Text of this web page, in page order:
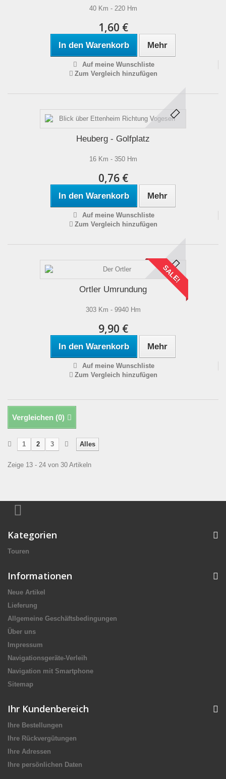
40 Km - 220 Hm
1,60 €
In den Warenkorb Mehr
Auf meine Wunschliste
Zum Vergleich hinzufügen
Heuberg - Golfplatz
16 Km - 350 Hm
0,76 €
In den Warenkorb Mehr
Auf meine Wunschliste
Zum Vergleich hinzufügen
SALE!
Ortler Umrundung
303 Km - 9940 Hm
9,90 €
In den Warenkorb Mehr
Auf meine Wunschliste
Zum Vergleich hinzufügen
Vergleichen (0)
Alles
1 2 3
Zeige 13 - 24 von 30 Artikeln
Kategorien
Touren
Informationen
Neue Artikel
Lieferung
Allgemeine Geschäftsbedingungen
Über uns
Impressum
Navigationsgeräte-Verleih
Navigation mit Smartphone
Sitemap
Ihr Kundenbereich
Ihre Bestellungen
Ihre Rückvergütungen
Ihre Adressen
Ihre persönlichen Daten